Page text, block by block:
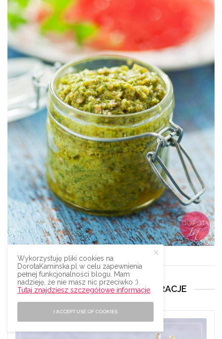
Pesto z jarmużu
MOJE KSIĄŻKI, EBOOKI I DEKORACJE
Wykorzystuję pliki cookies na
DorotaKaminska.pl w celu zapewnienia
pełnej funkcjonalności blogu. Mam
nadzieję, że nie masz nic przeciwko :).
Tutaj znajdziesz szczegółowe informacje
I ACCEPT USE OF COOKIES